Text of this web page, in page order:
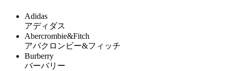
Adidas
アディダス
Abercrombie&Fitch
アバクロンビー&フィッチ
Burberry
バーバリー